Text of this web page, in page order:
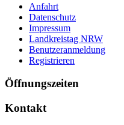
Anfahrt
Datenschutz
Impressum
Landkreistag NRW
Benutzeranmeldung
Registrieren
Öffnungszeiten
Kontakt